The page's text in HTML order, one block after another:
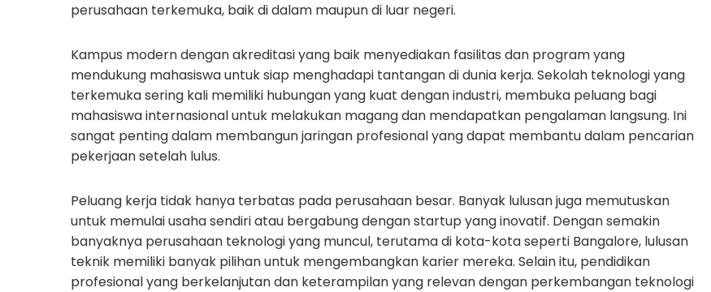
perusahaan terkemuka, baik di dalam maupun di luar negeri.
Kampus modern dengan akreditasi yang baik menyediakan fasilitas dan program yang
mendukung mahasiswa untuk siap menghadapi tantangan di dunia kerja. Sekolah teknologi yang
terkemuka sering kali memiliki hubungan yang kuat dengan industri, membuka peluang bagi
mahasiswa internasional untuk melakukan magang dan mendapatkan pengalaman langsung. Ini
sangat penting dalam membangun jaringan profesional yang dapat membantu dalam pencarian
pekerjaan setelah lulus.
Peluang kerja tidak hanya terbatas pada perusahaan besar. Banyak lulusan juga memutuskan
untuk memulai usaha sendiri atau bergabung dengan startup yang inovatif. Dengan semakin
banyaknya perusahaan teknologi yang muncul, terutama di kota-kota seperti Bangalore, lulusan
teknik memiliki banyak pilihan untuk mengembangkan karier mereka. Selain itu, pendidikan
profesional yang berkelanjutan dan keterampilan yang relevan dengan perkembangan teknologi